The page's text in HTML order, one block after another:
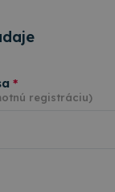
registráciu)